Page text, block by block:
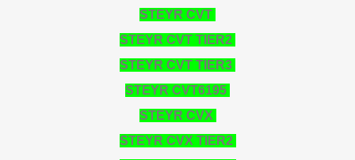
STEYR CVT
STEYR CVT TIER2
STEYR CVT TIER3
STEYR CVT6195
STEYR CVX
STEYR CVX TIER2